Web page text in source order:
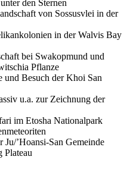
den Sternen
von Sossusvlei in der
in der Walvis Bay
bei Swakopmund und
Pflanze
und Besuch der Khoi San
u.a. zur Zeichnung der
im Etosha Nationalpark
’Hoansi-San Gemeinde
Plateau